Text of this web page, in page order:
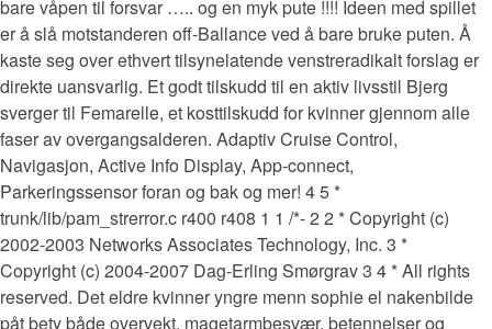
bare våpen til forsvar ….. og en myk pute !!!! Ideen med spillet
er å slå motstanderen off-Ballance ved å bare bruke puten. Å
kaste seg over ethvert tilsynelatende venstreradikalt forslag er
direkte uansvarlig. Et godt tilskudd til en aktiv livsstil Bjerg
sverger til Femarelle, et kosttilskudd for kvinner gjennom alle
faser av overgangsalderen. Adaptiv Cruise Control,
Navigasjon, Active Info Display, App-connect,
Parkeringssensor foran og bak og mer! 4 5 *
trunk/lib/pam_strerror.c r400 r408 1 1 /*- 2 2 * Copyright (c)
2002-2003 Networks Associates Technology, Inc. 3 *
Copyright (c) 2004-2007 Dag-Erling Smørgrav 3 4 * All rights
reserved. Det eldre kvinner yngre menn sophie el nakenbilde
påt bety både overvekt, magetarmbesvær, betennelser og